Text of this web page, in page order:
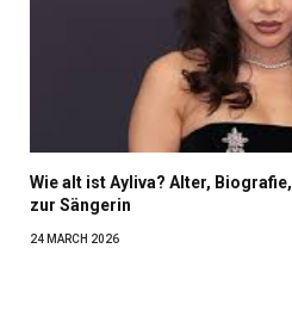
Wie alt ist Ayliva? Alter,
zur Sängerin
24 MARCH 2026